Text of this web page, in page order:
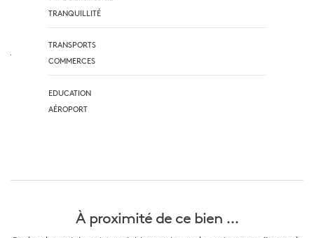
TRANQUILLITÉ
TRANSPORTS
COMMERCES
EDUCATION
AÉROPORT
À proximité de ce bien ...